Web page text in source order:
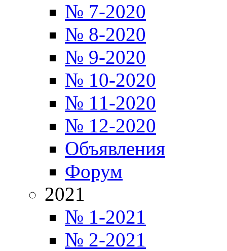
№ 7-2020
№ 8-2020
№ 9-2020
№ 10-2020
№ 11-2020
№ 12-2020
Объявления
Форум
2021
№ 1-2021
№ 2-2021